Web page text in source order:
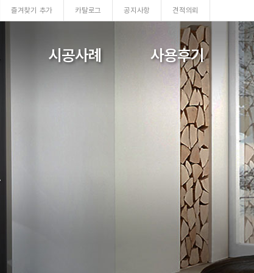
시공사례 사용후기
즐겨찾기 추가 카탈로그 공지사항 견적의뢰